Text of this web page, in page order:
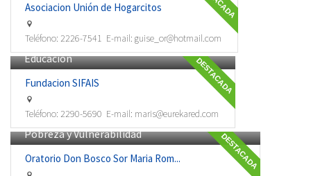
Asociacion Unión de Hogarcitos
Teléfono: 2226-7541 E-mail: guise_or@hotmail.com
DESTACADA
Educación
Fundacion SIFAIS
Teléfono: 2290-5690 E-mail: maris@eurekared.com
DESTACADA
Pobreza y Vulnerabilidad
Oratorio Don Bosco Sor Maria Rom...